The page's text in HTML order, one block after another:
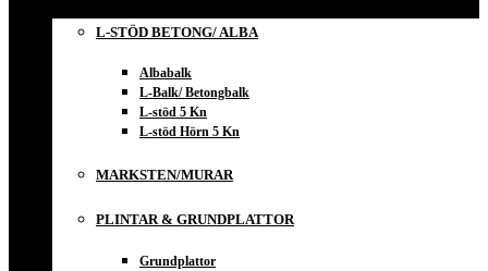
L-STÖD BETONG/ ALBA
Albabalk
L-Balk/ Betongbalk
L-stöd 5 Kn
L-stöd Hörn 5 Kn
MARKSTEN/MURAR
PLINTAR & GRUNDPLATTOR
Grundplattor